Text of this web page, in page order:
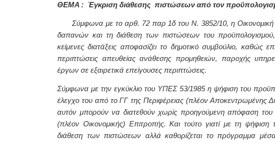
ΘΕΜΑ : Έγκριση διάθεσης πιστώσεων από τον
Σύμφωνα με το αρθ. 72 παρ 1δ του Ν. 3852/10, η Οικονομική
δαπανών και τη διάθεση των πιστώσεων του
κείμενες διατάξεις αποφασίζει το δημοτικό συμβούλιο, καθώς
περιπτώσεις απευθείας ανάθεσης προμηθειών, παροχής
έργων σε εξαιρετικά επείγουσες περιπτώσεις.
Σύμφωνα με την εγκύκλιο του ΥΠΕΣ 53/1985 η ψήφιση του
έλεγχο του από το ΓΓ της Περιφέρειας (πλέον Αποκεντρωμένης
αυτόν μπορούν να διατεθούν χωρίς προηγούμενη απόφαση του
(πλέον Οικονομικής) Επιτροπής. Και τούτο γιατί με τη
διάθεση των πιστώσεων αλλά καθορίζεται το πρόγραμμα